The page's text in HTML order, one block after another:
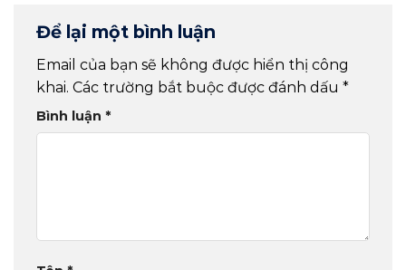
Để lại một bình luận
Email của bạn sẽ không được hiển thị công
khai. Các trường bắt buộc được đánh dấu *
Bình luận *